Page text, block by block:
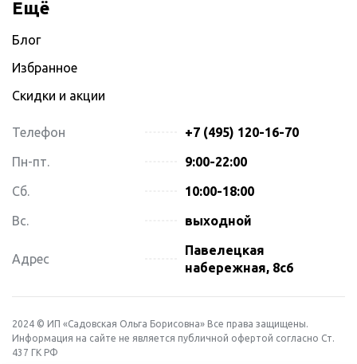
Ещё
Блог
Избранное
Скидки и акции
Телефон +7 (495) 120-16-70
Пн-пт. 9:00-22:00
Сб. 10:00-18:00
Вс. выходной
Адрес
Павелецкая
набережная, 8с6
2024 © ИП «Садовская Ольга Борисовна» Все права защищены.
Информация на сайте не является публичной офертой согласно Ст.
437 ГК РФ